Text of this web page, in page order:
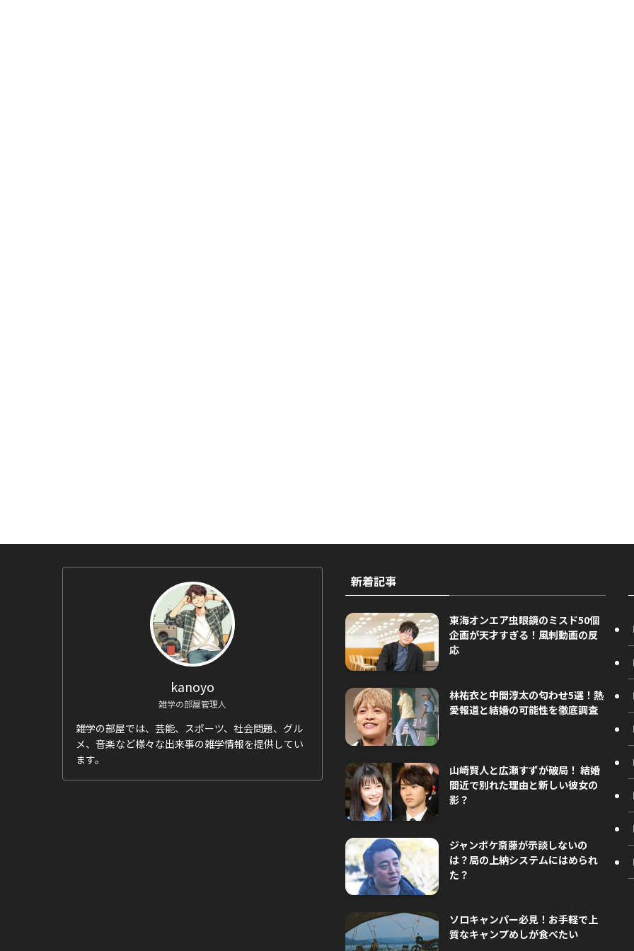
kanoyo
雑学の部屋管理人
雑学の部屋では、芸能、スポーツ、社会問題、グル
メ、音楽など様々な出来事の雑学情報を提供してい
ます。
新着記事
東海オンエア虫眼鏡のミスド50個
企画が天才すぎる！風刺動画の反
応
林祐衣と中間淳太の匂わせ5選！熱
愛報道と結婚の可能性を徹底調査
山崎賢人と広瀬すずが破局！ 結婚
間近で別れた理由と新しい彼女の
影？
ジャンポケ斎藤が示談しないの
は？局の上納システムにはめられ
た？
ソロキャンパー必見！お手軽で上
質なキャンプめしが食べたい